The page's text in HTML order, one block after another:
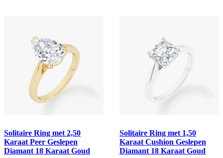
Solitaire Ring met 2,50
Karaat Peer Geslepen
Diamant 18 Karaat Goud
Solitaire Ring met 1,50
Karaat Cushion Geslepen
Diamant 18 Karaat Goud